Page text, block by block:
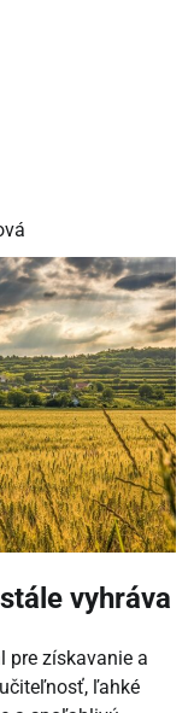
vyhráva
pre získavanie a
ľahké